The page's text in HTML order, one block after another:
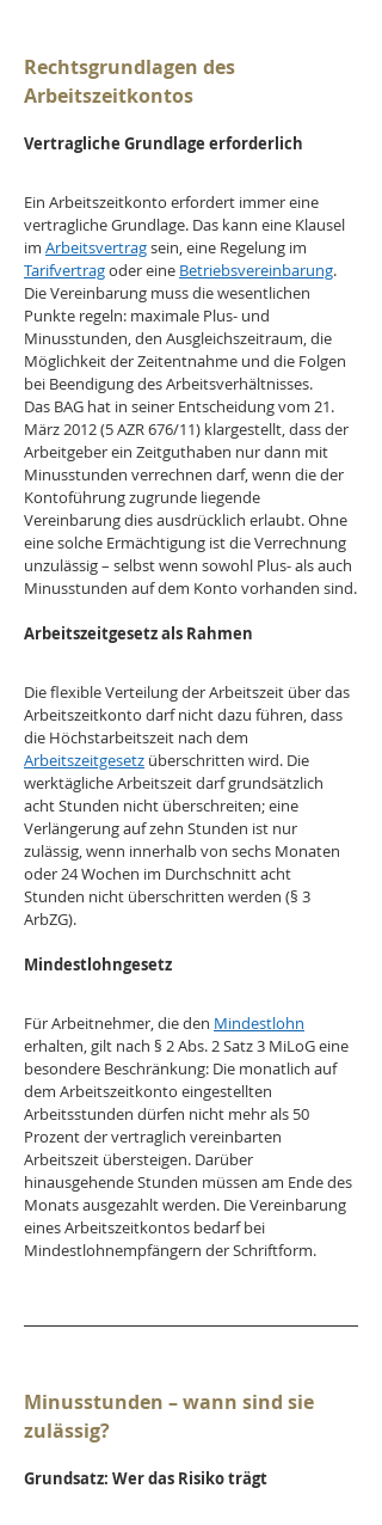
Rechtsgrundlagen des
Arbeitszeitkontos
Vertragliche Grundlage erforderlich
Ein Arbeitszeitkonto erfordert immer eine
vertragliche Grundlage. Das kann eine Klausel
im Arbeitsvertrag sein, eine Regelung im
Tarifvertrag oder eine Betriebsvereinbarung.
Die Vereinbarung muss die wesentlichen
Punkte regeln: maximale Plus- und
Minusstunden, den Ausgleichszeitraum, die
Möglichkeit der Zeitentnahme und die Folgen
bei Beendigung des Arbeitsverhältnisses.
Das BAG hat in seiner Entscheidung vom 21.
März 2012 (5 AZR 676/11) klargestellt, dass der
Arbeitgeber ein Zeitguthaben nur dann mit
Minusstunden verrechnen darf, wenn die der
Kontoführung zugrunde liegende
Vereinbarung dies ausdrücklich erlaubt. Ohne
eine solche Ermächtigung ist die Verrechnung
unzulässig – selbst wenn sowohl Plus- als auch
Minusstunden auf dem Konto vorhanden sind.
Arbeitszeitgesetz als Rahmen
Die flexible Verteilung der Arbeitszeit über das
Arbeitszeitkonto darf nicht dazu führen, dass
die Höchstarbeitszeit nach dem
Arbeitszeitgesetz überschritten wird. Die
werktägliche Arbeitszeit darf grundsätzlich
acht Stunden nicht überschreiten; eine
Verlängerung auf zehn Stunden ist nur
zulässig, wenn innerhalb von sechs Monaten
oder 24 Wochen im Durchschnitt acht
Stunden nicht überschritten werden (§ 3
ArbZG).
Mindestlohngesetz
Für Arbeitnehmer, die den Mindestlohn
erhalten, gilt nach § 2 Abs. 2 Satz 3 MiLoG eine
besondere Beschränkung: Die monatlich auf
dem Arbeitszeitkonto eingestellten
Arbeitsstunden dürfen nicht mehr als 50
Prozent der vertraglich vereinbarten
Arbeitszeit übersteigen. Darüber
hinausgehende Stunden müssen am Ende des
Monats ausgezahlt werden. Die Vereinbarung
eines Arbeitszeitkontos bedarf bei
Mindestlohnempfängern der Schriftform.
Minusstunden – wann sind sie
zulässig?
Grundsatz: Wer das Risiko trägt